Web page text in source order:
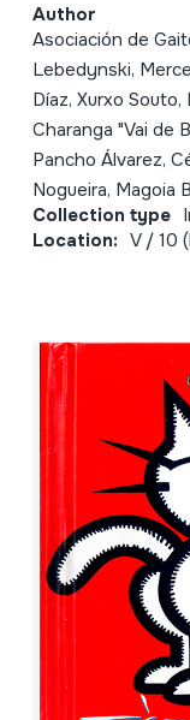
Author
Asociación de
Lebedynski,
Díaz, Xurxo Souto,
Charanga "Vai de
Pancho Álvarez,
Nogueira, Magoia
Collection type
Location: V / 10